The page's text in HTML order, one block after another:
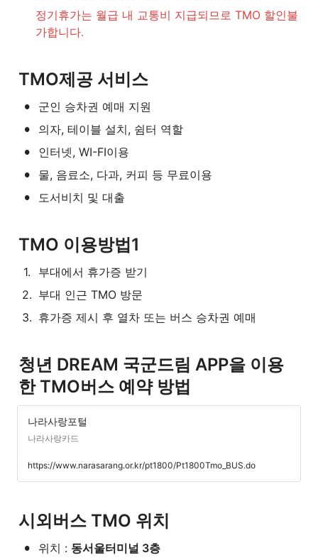
정기휴가는 월급 내 교통비 지급되므로 TMO 할인불
가합니다.
TMO제공 서비스
• 군인 승차권 예매 지원
• 의자, 테이블 설치, 쉼터 역할
• 인터넷, WI-FI이용
• 물, 음료소, 다과, 커피 등 무료이용
• 도서비치 및 대출
TMO 이용방법1
1.
부대에서 휴가증 받기
2. 부대 인근 TMO 방문
3. 휴가증 제시 후 열차 또는 버스 승차권 예매
청년 DREAM 국군드림 APP을 이용
한 TMO버스 예약 방법
나라사랑포털
나라사랑카드
https://www.narasarang.or.kr/pt1800/Pt1800Tmo_BUS.do
시외버스 TMO 위치
• 위치 : 동서울터미널 3층